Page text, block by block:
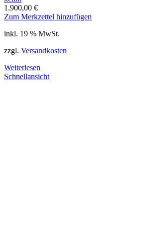
1.900,00 €
Zum Merkzettel hinzufügen
inkl. 19 % MwSt.
zzgl. Versandkosten
Weiterlesen
Schnellansicht